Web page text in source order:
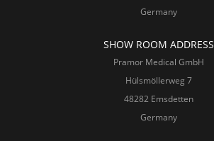
Germany
SHOW ROOM ADDRESS
Pramor Medical GmbH
Hülsmöllerweg 7
48282 Emsdetten
Germany